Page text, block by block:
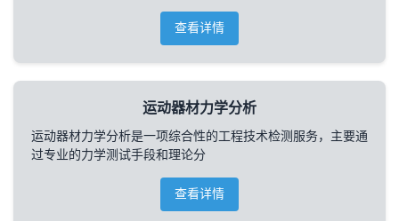
查看详情
运动器材力学分析
运动器材力学分析是一项综合性的工程技术检测服务，主要通
过专业的力学测试手段和理论分
查看详情